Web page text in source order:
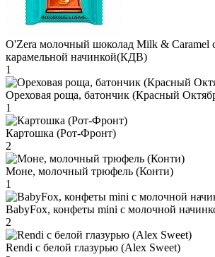
O'Zera молочный шоколад Milk & Caramel
карамельной начинкой(КДВ)
1
Ореховая роща, батончик (Красный
1
Картошка (Рот-Фронт)
2
Моне, молочный трюфель (Конти)
1
BabyFox, конфеты mini c молочной
2
Rendi с белой глазурью (Alex Sweet)